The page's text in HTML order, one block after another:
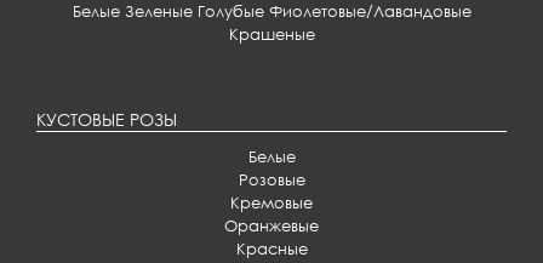
Белые Зеленые Голубые Фиолетовые/Лавандовые
Крашеные
КУСТОВЫЕ РОЗЫ
Белые
Розовые
Кремовые
Оранжевые
Красные